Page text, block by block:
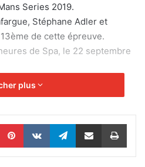
Series 2019.
Stéphane Adler et
de cette épreuve.
de Spa, le 22 septembre
plus
PinterestVKontakteTelegramPartager par email